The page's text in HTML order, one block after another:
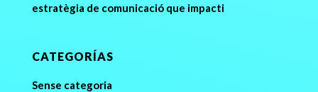
estratègia de comunicació que impacti
CATEGORÍAS
Sense categoria